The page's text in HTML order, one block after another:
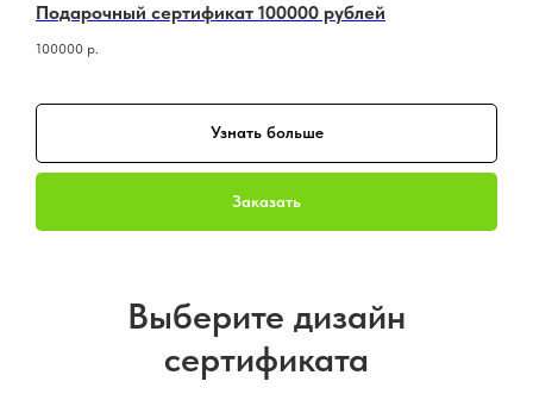
Подарочный сертификат 100000 рублей
100000 р.
Узнать больше
Заказать
Выберите дизайн
сертификата